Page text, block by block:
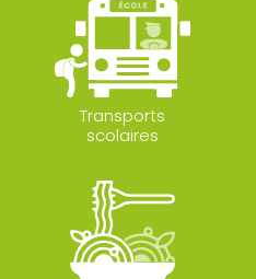
Transports
scolaires